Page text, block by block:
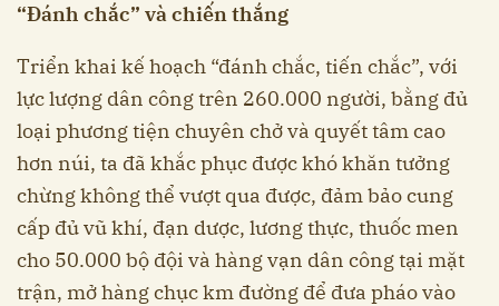
“Đánh chắc” và chiến thắng
Triển khai kế hoạch “đánh chắc, tiến chắc”, với
lực lượng dân công trên 260.000 người, bằng đủ
loại phương tiện chuyên chở và quyết tâm cao
hơn núi, ta đã khắc phục được khó khăn tưởng
chừng không thể vượt qua được, đảm bảo cung
cấp đủ vũ khí, đạn dược, lương thực, thuốc men
cho 50.000 bộ đội và hàng vạn dân công tại mặt
trận, mở hàng chục km đường để đưa pháo vào